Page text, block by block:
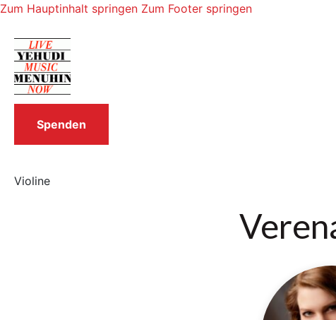
Zum Hauptinhalt springen Zum Footer springen
Spenden
Violine